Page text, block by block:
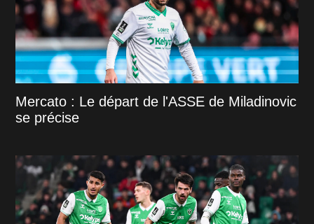
Mercato : Le départ de l'ASSE de Miladinovic
se précise